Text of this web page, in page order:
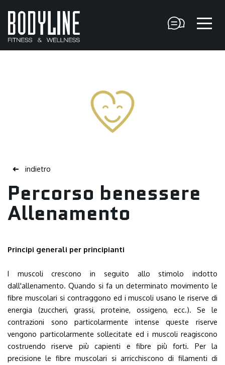
➜ indietro
Percorso benessere
Allenamento
Principi generali per principianti
I muscoli crescono in seguito allo stimolo indotto
dall'allenamento. Quando si fa un determinato movimento le
fibre muscolari si contraggono ed i muscoli usano le riserve di
energia (zuccheri, grassi, proteine, ossigeno, ecc.). Se le
contrazioni sono particolarmente intense queste riserve
vengono particolarmente sollecitate ed i muscoli reagiscono
costruendo riserve più capienti e fibre più forti. Per la
precisione le fibre muscolari si arricchiscono di filamenti di